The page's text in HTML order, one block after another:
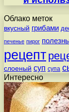
Облако меток
вкусный грибами
печенье пирог
рецепт
слоеный суп супа
Интересно